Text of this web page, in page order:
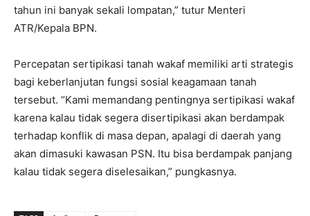
tahun ini banyak sekali lompatan,” tutur Menteri
ATR/Kepala BPN.
Percepatan sertipikasi tanah wakaf memiliki arti strategis
bagi keberlanjutan fungsi sosial keagamaan tanah
tersebut. “Kami memandang pentingnya sertipikasi wakaf
karena kalau tidak segera disertipikasi akan berdampak
terhadap konflik di masa depan, apalagi di daerah yang
akan dimasuki kawasan PSN. Itu bisa berdampak panjang
kalau tidak segera diselesaikan,” pungkasnya.